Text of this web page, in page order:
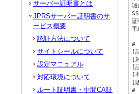
誠
証
手
#
[
[
[
[
[
#
サーバー証明書とは
JPRSサーバー証明書のサ
ービス概要
認証方法について
サイトシールについて
設定マニュアル
対応環境について
ルート証明書・中間CA証